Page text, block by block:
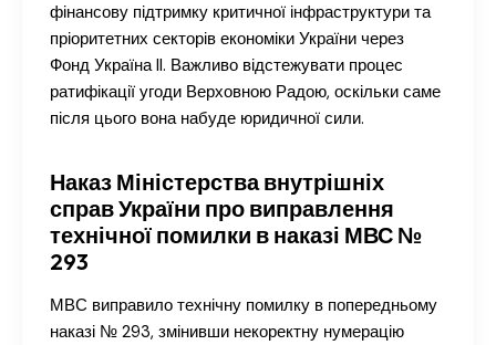
фінансову підтримку критичної інфраструктури та
пріоритетних секторів економіки України через
Фонд Україна II. Важливо відстежувати процес
ратифікації угоди Верховною Радою, оскільки саме
після цього вона набуде юридичної сили.
Наказ Міністерства внутрішніх
справ України про виправлення
технічної помилки в наказі МВС №
293
МВС виправило технічну помилку в попередньому
наказі № 293, змінивши некоректну нумерацію